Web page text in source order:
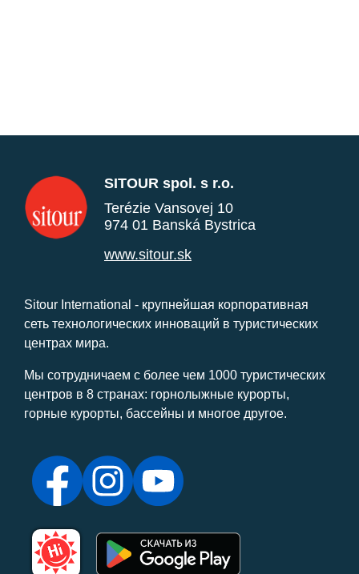
SITOUR spol. s r.o.
Terézie Vansovej 10
974 01 Banská Bystrica
www.sitour.sk
Sitour International - крупнейшая корпоративная
сеть технологических инноваций в туристических
центрах мира.
Мы сотрудничаем с более чем 1000 туристических
центров в 8 странах: горнолыжные курорты,
горные курорты, бассейны и многое другое.